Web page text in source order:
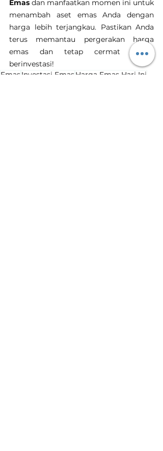
Emas dan manfaatkan momen ini untuk
menambah aset emas Anda dengan
harga lebih terjangkau. Pastikan Anda
terus memantau pergerakan harga
emas dan tetap cermat dalam
berinvestasi!
Emas Investasi Emas Harga Emas Hari Ini